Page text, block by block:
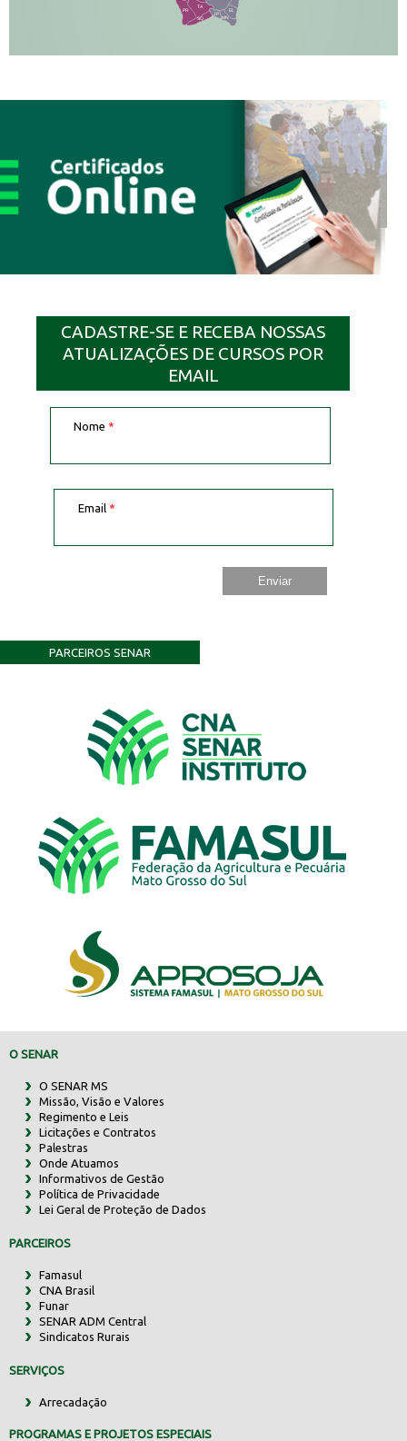
EL
JP
PR
TA
SQ MN
CADASTRE-SE E RECEBA NOSSAS
ATUALIZAÇÕES DE CURSOS POR
EMAIL
Nome *
Email *
PARCEIROS SENAR
O SENAR
O SENAR MS
Missão, Visão e Valores
Regimento e Leis
Licitações e Contratos
Palestras
Onde Atuamos
Informativos de Gestão
Política de Privacidade
Lei Geral de Proteção de Dados
PARCEIROS
Famasul
CNA Brasil
Funar
SENAR ADM Central
Sindicatos Rurais
SERVIÇOS
Arrecadação
PROGRAMAS E PROJETOS ESPECIAIS